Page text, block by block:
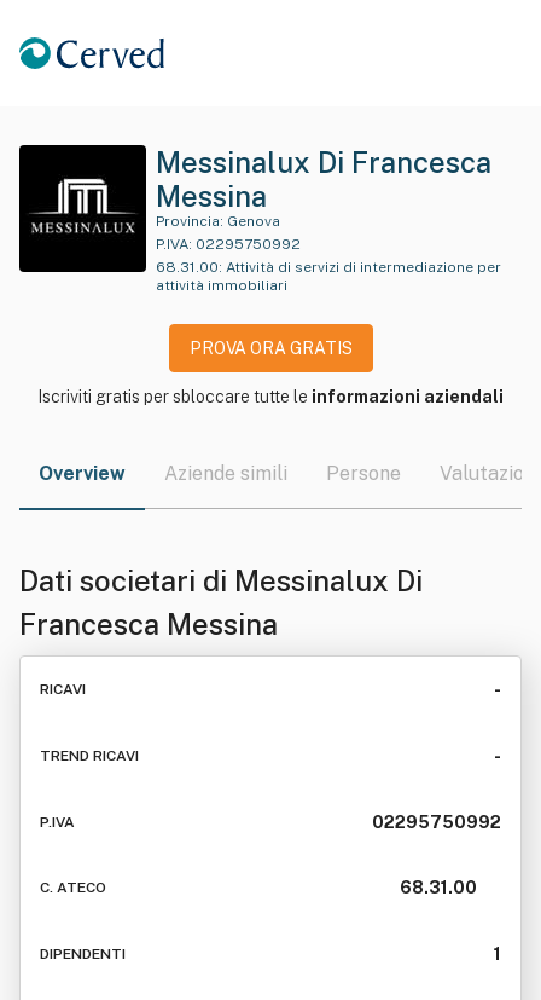
Messinalux Di Francesca
Messina
Provincia: Genova
P.IVA: 02295750992
68.31.00: Attività di servizi di intermediazione per
attività immobiliari
PROVA ORA GRATIS
Iscriviti gratis per sbloccare tutte le informazioni aziendali
Overview Aziende simili Persone Valutazioni
Dati societari di Messinalux Di
Francesca Messina
RICAVI -
TREND RICAVI -
P.IVA 02295750992
C. ATECO 68.31.00
DIPENDENTI 1